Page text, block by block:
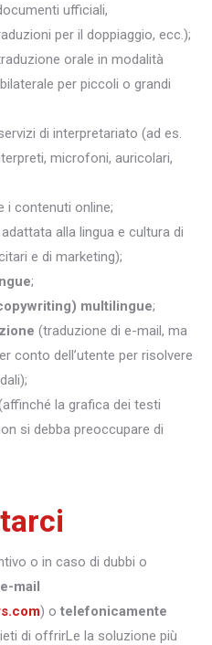
ufficiali,
per il doppiaggio, ecc.);
orale in modalità
per piccoli o grandi
di interpretariato (ad es.
microfoni, auricolari,
i contenuti online;
alla lingua e cultura di
e di marketing);
;
multilingue;
(traduzione di e-mail, ma
conto dell’utente per risolvere
la grafica dei testi
si debba preoccupare di
o in caso di dubbi o
e-mail
) o telefonicamente
di offrirLe la soluzione più